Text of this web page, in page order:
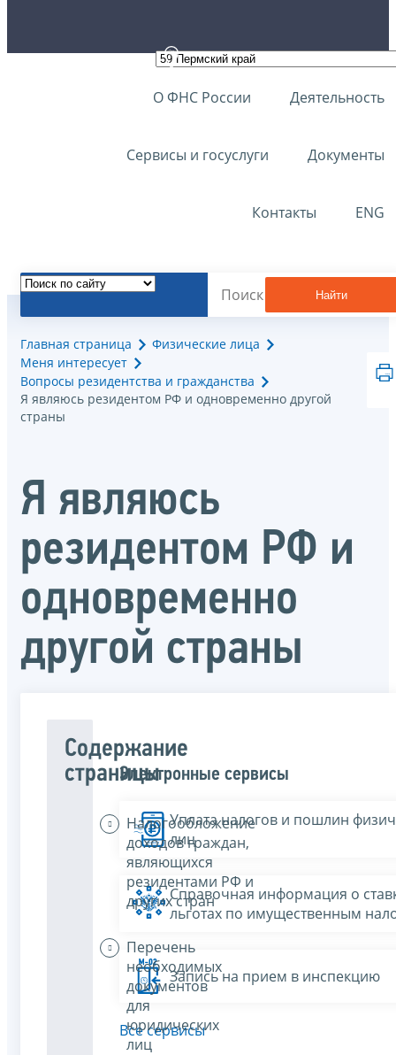
О ФНС России Деятельность
Сервисы и госуслуги Документы
Контакты ENG
Найти
Главная страница
Физические лица
Меня интересует
Вопросы резидентства и гражданства
Я являюсь резидентом РФ и одновременно другой
страны
Я являюсь
резидентом РФ и
одновременно
другой страны
Содержание
страницы
Налогообложение
доходов граждан,
являющихся
резидентами РФ и
других стран
Перечень
необходимых
документов
для
юридических
лиц
Электронные сервисы
Уплата налогов и пошлин
лиц
Справочная информация о
льготах по имущественным
Запись на прием в инспекцию
Все сервисы